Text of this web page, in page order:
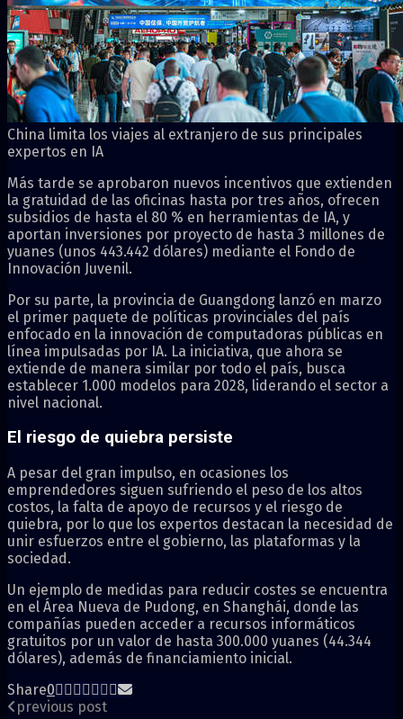
China limita los viajes al extranjero de sus principales
expertos en IA
Más tarde se aprobaron nuevos incentivos que extienden
la gratuidad de las oficinas hasta por tres años, ofrecen
subsidios de hasta el 80 % en herramientas de IA, y
aportan inversiones por proyecto de hasta 3 millones de
yuanes (unos 443.442 dólares) mediante el Fondo de
Innovación Juvenil.
Por su parte, la provincia de Guangdong lanzó en marzo
el primer paquete de políticas provinciales del país
enfocado en la innovación de computadoras públicas en
línea impulsadas por IA. La iniciativa, que ahora se
extiende de manera similar por todo el país, busca
establecer 1.000 modelos para 2028, liderando el sector a
nivel nacional.
El riesgo de quiebra persiste
A pesar del gran impulso, en ocasiones los
emprendedores siguen sufriendo el peso de los altos
costos, la falta de apoyo de recursos y el riesgo de
quiebra, por lo que los expertos destacan la necesidad de
unir esfuerzos entre el gobierno, las plataformas y la
sociedad.
Un ejemplo de medidas para reducir costes se encuentra
en el Área Nueva de Pudong, en Shanghái, donde las
compañías pueden acceder a recursos informáticos
gratuitos por un valor de hasta 300.000 yuanes (44.344
dólares), además de financiamiento inicial.
Share0
previous post